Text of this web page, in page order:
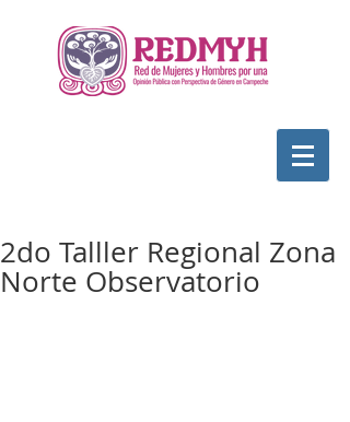
2do Talller Regional Zona
Norte Observatorio